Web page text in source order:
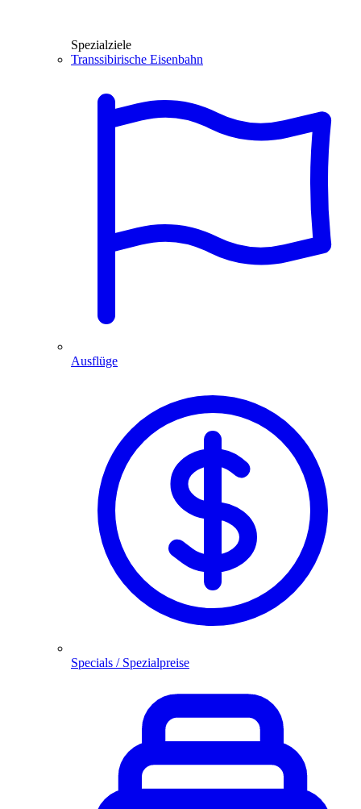
Spezialziele
Transsibirische Eisenbahn
Ausflüge
Specials / Spezialpreise